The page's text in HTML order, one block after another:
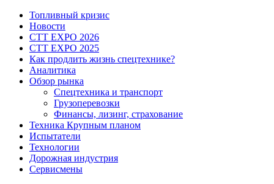
Топливный кризис
Новости
CTT EXPO 2026
CTT EXPO 2025
Как продлить жизнь спецтехнике?
Аналитика
Обзор рынка
Спецтехника и транспорт
Грузоперевозки
Финансы, лизинг, страхование
Техника Крупным планом
Испытатели
Технологии
Дорожная индустрия
Сервисмены